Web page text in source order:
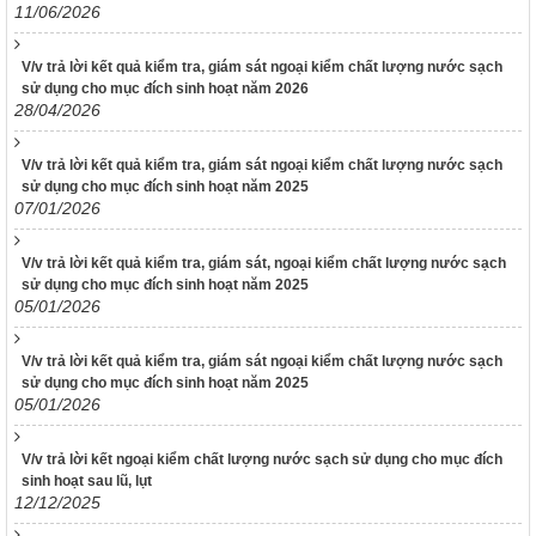
11/06/2026
V/v trả lời kết quả kiểm tra, giám sát ngoại kiểm chất lượng nước sạch
sử dụng cho mục đích sinh hoạt năm 2026
28/04/2026
V/v trả lời kết quả kiểm tra, giám sát ngoại kiểm chất lượng nước sạch
sử dụng cho mục đích sinh hoạt năm 2025
07/01/2026
V/v trả lời kết quả kiểm tra, giám sát, ngoại kiểm chất lượng nước sạch
sử dụng cho mục đích sinh hoạt năm 2025
05/01/2026
V/v trả lời kết quả kiểm tra, giám sát ngoại kiểm chất lượng nước sạch
sử dụng cho mục đích sinh hoạt năm 2025
05/01/2026
V/v trả lời kết ngoại kiểm chất lượng nước sạch sử dụng cho mục đích
sinh hoạt sau lũ, lụt
12/12/2025
38/TB-UBND
Trưởng Ban chỉ đạo phòng, chống dịch Covid-19 tỉnh Khánh
Hòa tại cuộc họp Ban chỉ đạo phòng, chống dịch Covid-19
ngày 25/01/2022
Quyết định Về việc ban hành tài liệu chuyên môn “Hướng dẫn
quy trình kỹ thuật về Huyết học” – Tập 1
3633/QĐ-BYT
Quyết định Về việc ban hành tài liệu chuyên môn “Hướng dẫn
quy trình kỹ thuật về tạo máu và lympho - Tập 2.1”
3632/QĐ-BYT
quy trình kỹ thuật về tạo máu và lympho - Tập 1.1”
3634/QĐ-BYT
Quyết định Về việc ban hành tài liệu chuyên môn “Hướng dẫn
3247 /QĐ-BYT
Quyết định Về việc ban hành tài liệu chuyên môn “Hướng dẫn
quy trình kỹ thuật về Huyết học”